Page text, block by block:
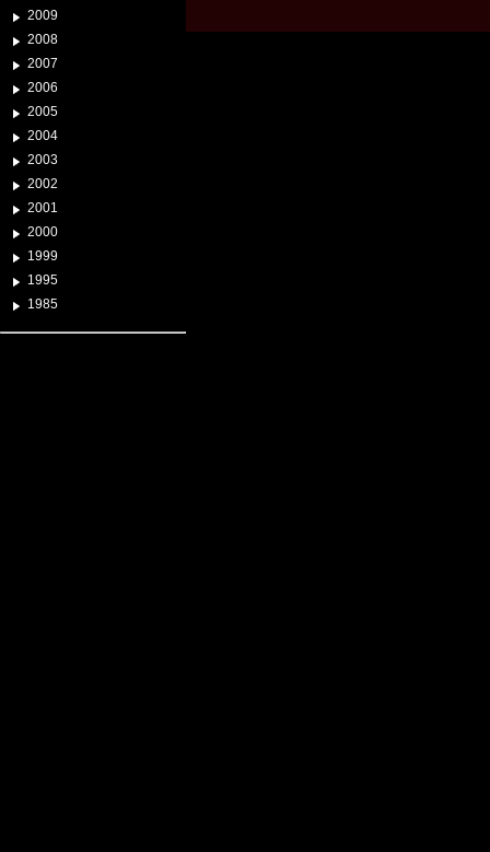
2009
2008
2007
2006
2005
2004
2003
2002
2001
2000
1999
1995
1985